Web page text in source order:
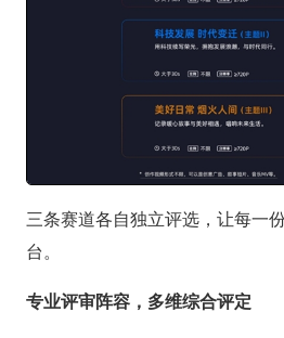
三条赛道各自独立评选，让每一
台。
专业评审阵容，多维综合评定